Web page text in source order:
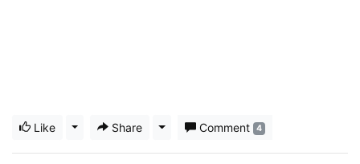
Like Toggle Dropdown
Share Toggle Dropdown
Comment 4